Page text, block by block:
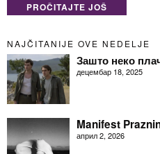
PROČITAJTE JOŠ
NAJČITANIJE OVE NEDELJE
Зашто неко
децембар 18, 2025
Manifest
април 2, 2026